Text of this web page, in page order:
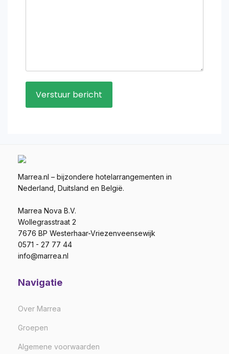
Verstuur bericht
Marrea.nl – bijzondere hotelarrangementen in
Nederland, Duitsland en België.
Marrea Nova B.V.
Wollegrasstraat 2
7676 BP Westerhaar-Vriezenveensewijk
0571 - 27 77 44
info@marrea.nl
Navigatie
Over Marrea
Groepen
Algemene voorwaarden